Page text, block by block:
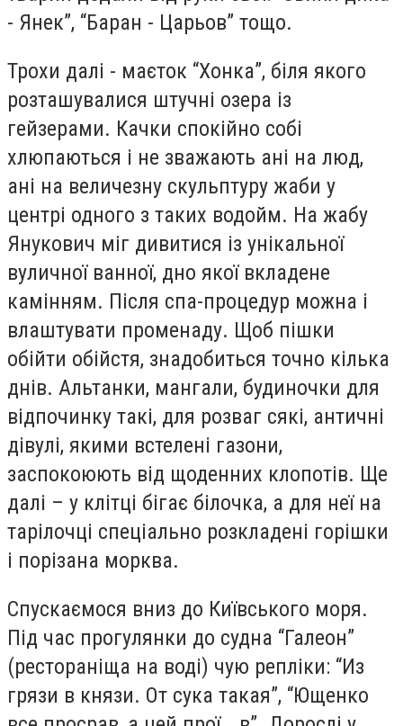
- Янек”, “Баран - Царьов” тощо.
Трохи далі - маєток “Хонка”, біля якого
розташувалися штучні озера із
гейзерами. Качки спокійно собі
хлюпаються і не зважають ані на люд,
ані на величезну скульптуру жаби у
центрі одного з таких водойм. На жабу
Янукович міг дивитися із унікальної
вуличної ванної, дно якої вкладене
камінням. Після спа-процедур можна і
влаштувати променаду. Щоб пішки
обійти обійстя, знадобиться точно кілька
днів. Альтанки, мангали, будиночки для
відпочинку такі, для розваг сякі, античні
дівулі, якими встелені газони,
заспокоюють від щоденних клопотів. Ще
далі – у клітці бігає білочка, а для неї на
тарілочці спеціально розкладені горішки
і порізана морква.
Спускаємося вниз до Київського моря.
Під час прогулянки до судна “Галеон”
(рестораніща на воді) чую репліки: “Из
грязи в князи. От сука такая”, “Ющенко